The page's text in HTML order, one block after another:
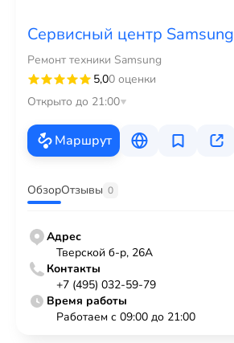
Сервисный центр Samsung
Ремонт техники Samsung
5,00 оценки
Открыто до 21:00
Маршрут
ОбзорОтзывы 0
Адрес
Тверской б-р, 26А
Контакты
+7 (495) 032-59-79
Время работы
Работаем с 09:00 до 21:00